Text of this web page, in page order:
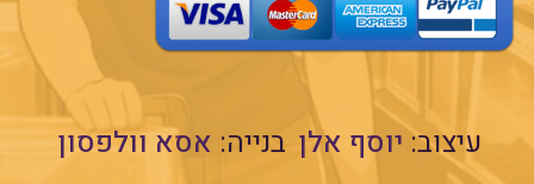
עיצוב:יוסף אלן בנייה: אסא וולפסון